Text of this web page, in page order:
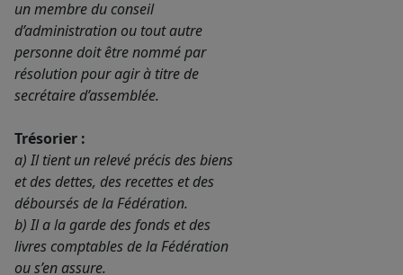
un membre du conseil
d’administration ou tout autre
personne doit être nommé par
résolution pour agir à titre de
secrétaire d’assemblée.
Trésorier :
a) Il tient un relevé précis des biens
et des dettes, des recettes et des
déboursés de la Fédération.
b) Il a la garde des fonds et des
livres comptables de la Fédération
ou s’en assure.